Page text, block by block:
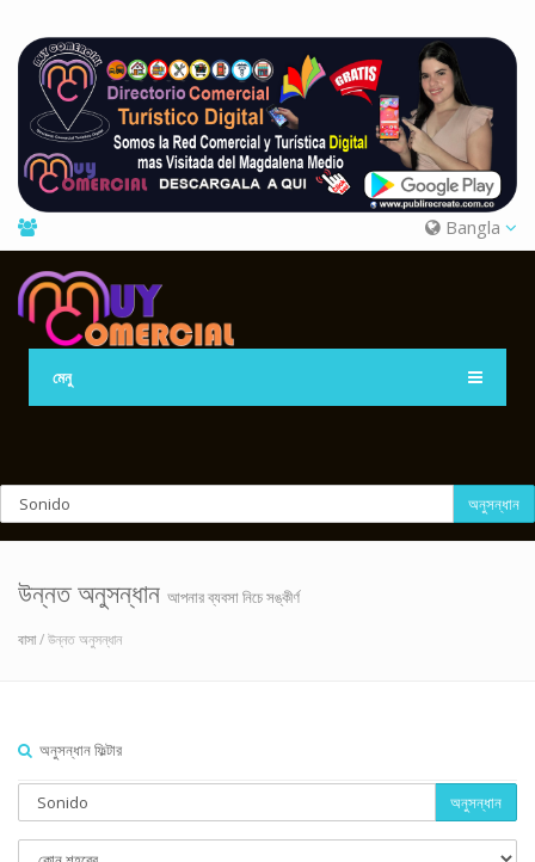
Bangla
মেনু
অনুসন্ধান
উন্নত অনুসন্ধান আপনার ব্যবসা নিচে সঙ্কীর্ণ
বাসা/ উন্নত অনুসন্ধান
অনুসন্ধান ফিল্টার
অনুসন্ধান